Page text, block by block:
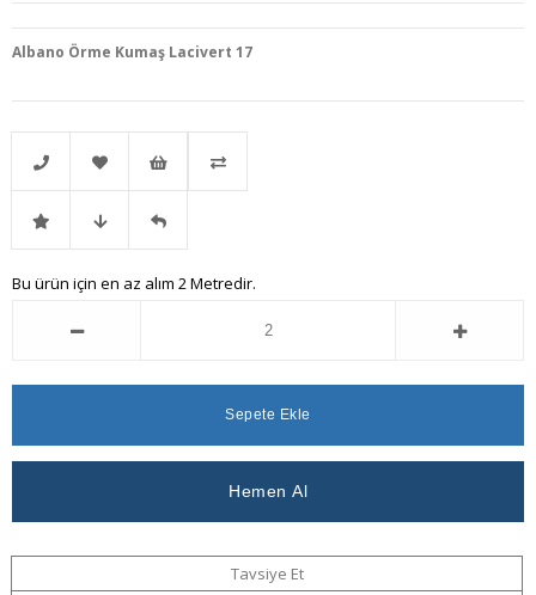
Albano Örme Kumaş Lacivert 17
Telefonla
Sipariş
Favorilere
Ekle
İstek
Listeme
İndirimli Fiyat
Ver
Gelince
Bu ürün için en az alım 2 Metredir.
Tavsiye Et